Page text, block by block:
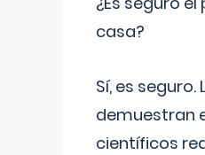
casa?
Sí, es seguro.
demuestran
científicos